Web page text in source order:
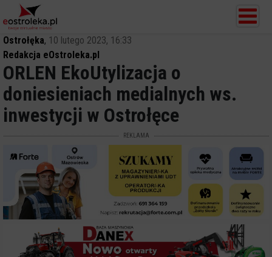
Ostrołęka, 10 lutego 2023, 16:33
Redakcja eOstroleka.pl
ORLEN EkoUtylizacja o
doniesieniach medialnych ws.
inwestycji w Ostrołęce
REKLAMA